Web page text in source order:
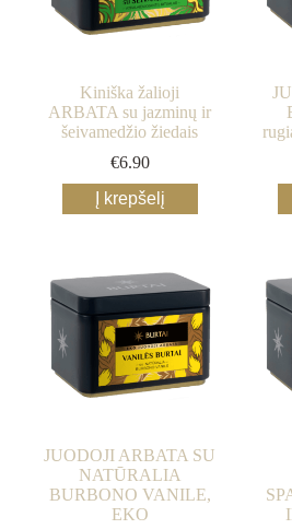
Kiniška žalioji
ARBATA su jazminų ir
šeivamedžio žiedais
€6.90
Į krepšelį
JUODOJI ARBATA SU
NATŪRALIA
BURBONO VANILE,
EKO